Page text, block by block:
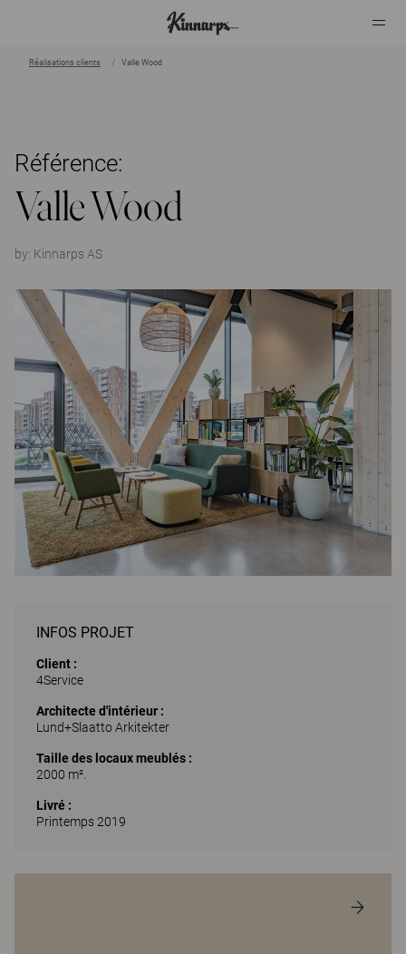
Réalisations clients Valle Wood
Référence:
Valle Wood
by: Kinnarps AS
INFOS PROJET
Client :
4Service
Architecte d'intérieur :
Lund+Slaatto Arkitekter
Taille des locaux meublés :
2000 m².
Livré :
Printemps 2019